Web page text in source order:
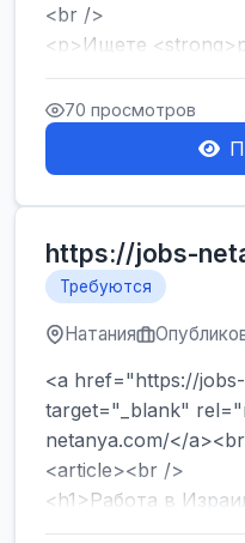
<br />
<p>Ищете
Израиле</strong>
Хотите быстро
70 просмотров
https://jobs-
Требуются
Натания
<a href="https://
target="_blank"
netanya.com/</
<article><br />
<h1>Работа в
по вакансиям в